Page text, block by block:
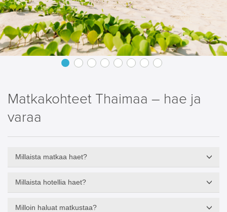
Matkakohteet Thaimaa – hae ja
varaa
Millaista matkaa haet?
Millaista hotellia haet?
Milloin haluat matkustaa?